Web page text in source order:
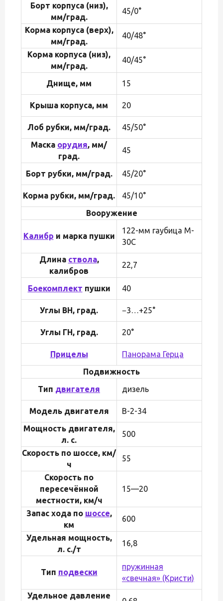
Борт корпуса (низ),
мм/град.
45/0°
Корма корпуса (верх),
мм/град.
40/48°
Корма корпуса (низ),
мм/град.
40/45°
Днище, мм 15
Крыша корпуса, мм 20
Лоб рубки, мм/град.
45/50°
Маска орудия, мм/
град.
45
Борт рубки, мм/град. 45/20°
Корма рубки, мм/град.
45/10°
Вооружение
Калибр и марка пушки
122-мм гаубица M-
30С
Длина ствола,
калибров
22,7
Боекомплект пушки 40
Углы ВН, град. −3…+25°
Углы ГН, град. 20°
Прицелы
Панорама Герца
Подвижность
Тип двигателя дизель
Модель двигателя
В-2-34
Мощность двигателя,
л. с.
500
Скорость по шоссе, км/
ч
55
Скорость по
пересечённой
местности, км/ч
15—20
Запас хода по шоссе,
км
600
Удельная мощность,
л. с./т
16,8
Тип подвески
пружинная
«свечная» (Кристи)
Удельное давление